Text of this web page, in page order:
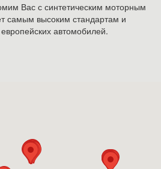
Вас с синтетическим моторным
самым высоким стандартам и
автомобилей.